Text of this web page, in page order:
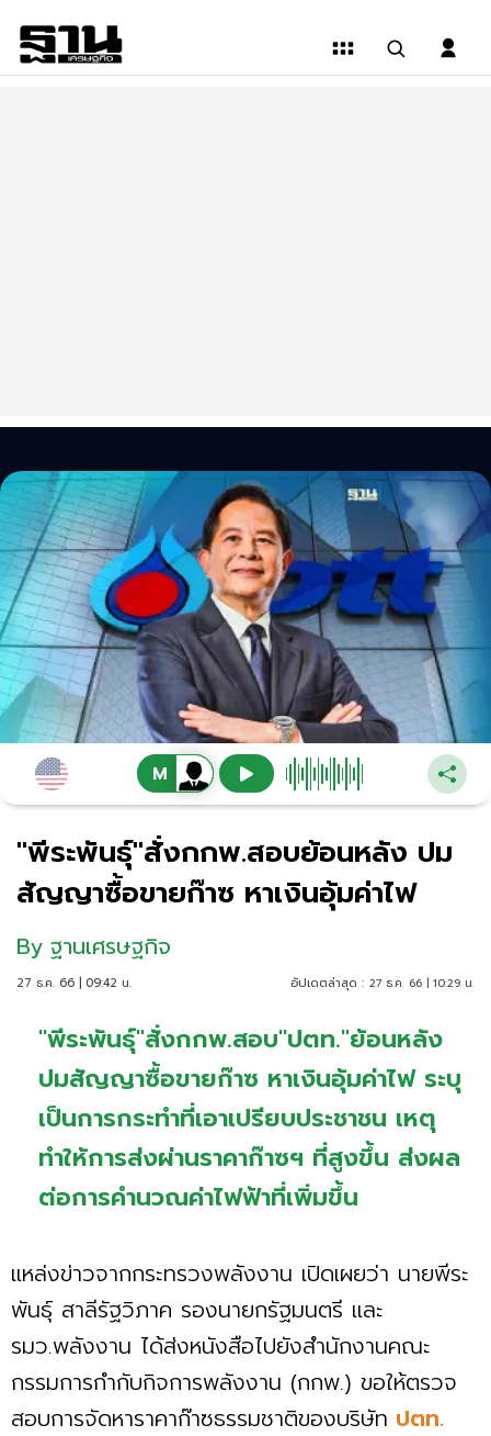
"พีระพันธุ์"สั่งกกพ.สอบย้อนหลัง ปม
สัญญาซื้อขายก๊าซ หาเงินอุ้มค่าไฟ
By ฐานเศรษฐกิจ
27 ธ.ค. 66 | 09:42 น. อัปเดตล่าสุด : 27 ธ.ค. 66 | 10:29 น.
"พีระพันธุ์"สั่งกกพ.สอบ"ปตท."ย้อนหลัง
ปมสัญญาซื้อขายก๊าซ หาเงินอุ้มค่าไฟ ระบุ
เป็นการกระทำที่เอาเปรียบประชาชน เหตุ
ทำให้การส่งผ่านราคาก๊าซฯ ที่สูงขึ้น ส่งผล
ต่อการคำนวณค่าไฟฟ้าที่เพิ่มขึ้น
แหล่งข่าวจากกระทรวงพลังงาน เปิดเผยว่า นายพีระ
พันธุ์ สาลีรัฐวิภาค รองนายกรัฐมนตรี และ
รมว.พลังงาน ได้ส่งหนังสือไปยังสำนักงานคณะ
กรรมการกำกับกิจการพลังงาน (กกพ.) ขอให้ตรวจ
สอบการจัดหาราคาก๊าซธรรมชาติของบริษัท ปตท.